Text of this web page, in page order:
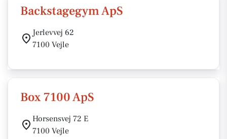
Backstagegym ApS
Jerlevvej 62
7100 Vejle
Box 7100 ApS
Horsensvej 72 E
7100 Vejle